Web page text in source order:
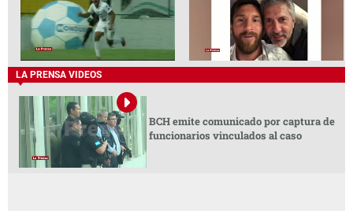
LA PRENSA VIDEOS
BCH emite comunicado por captura de
funcionarios vinculados al caso